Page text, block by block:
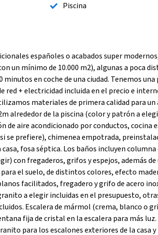
Piscina
españoles o acabados super
un mínimo de 10.000 m2), algunas a poca
en coche de una ciudad. Tenemos una
red + electricidad incluida en el precio e
materiales de primera calidad para un
alrededor de la piscina (color y patrón a
de aire acondicionado por conductos, cocina
se prefiere), chimenea empotrada,
fosa séptica. Los baños incluyen columna
con fregaderos, grifos y espejos, además
el suelo, de distintos colores, efecto
facilitados, fregadero y grifo de acero
a elegir incluidas en el presupuesto,
Escalera de mármol (crema, blanco o
fija de cristal en la escalera para más
para los escalones exteriores de la casa